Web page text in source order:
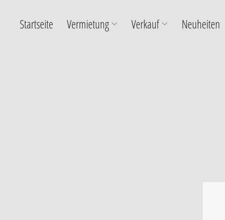
Startseite Vermietung Verkauf Neuheiten